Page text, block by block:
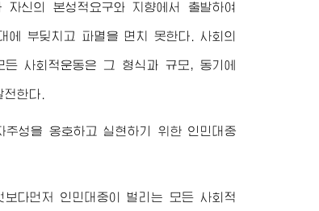
신의 본성적요구와 지향에서 출발하여
에 부딪치고 파멸을 면치 못한다. 사회의
사회적운동은 그 형식과 규모, 동기에
한다.
성을 옹호하고 실현하기 위한 인민대중
다먼저 인민대중이 벌리는 모든 사회적